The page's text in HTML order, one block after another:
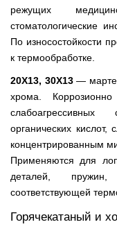
режущих
стоматологические
По износостойкости
к термообработке.
20Х13, 30Х13—
хрома.
органических
концентрированным
Применяются для
деталей,
соответствующей
Горячекатаный и